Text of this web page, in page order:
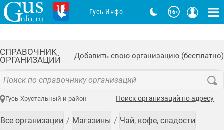
СПРАВОЧНИК
ОРГАНИЗАЦИЙ
Добавить свою организацию (бесплатно)
Гусь-Хрустальный и район Поиск организаций по адресу
Все организации Магазины Чай, кофе, сладости
Гусь-Инфо